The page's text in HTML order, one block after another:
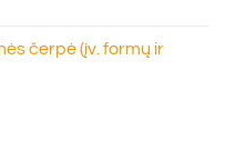
čerpė (įv. formų ir